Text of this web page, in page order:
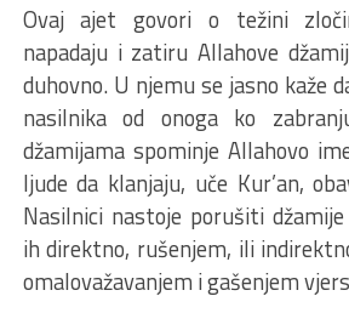
Ovaj ajet govori o težini
napadaju i zatiru Allahove
duhovno. U njemu se jasno kaže
nasilnika od onoga ko
džamijama spominje Allahovo
ljude da klanjaju, uče Kur’an,
Nasilnici nastoje porušiti
ih direktno, rušenjem, ili
omalovažavanjem i gašenjem